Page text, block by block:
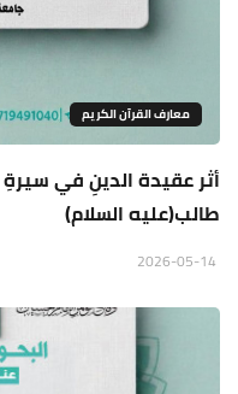
معارف القرآن الكريم
أثر عقيدة الدينِ في
طالب(عليه السلام)